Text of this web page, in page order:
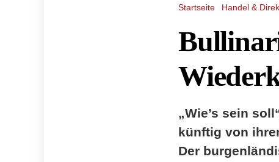
Startseite Handel &
„Wie’s sein
künftig von
Der